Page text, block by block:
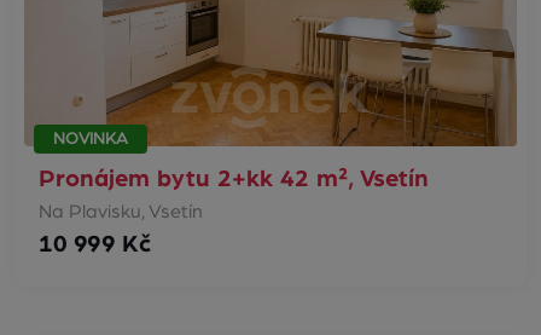
NOVINKA
Pronájem bytu 2+kk 42 m², Vsetín
Na Plavisku, Vsetín
10 999 Kč